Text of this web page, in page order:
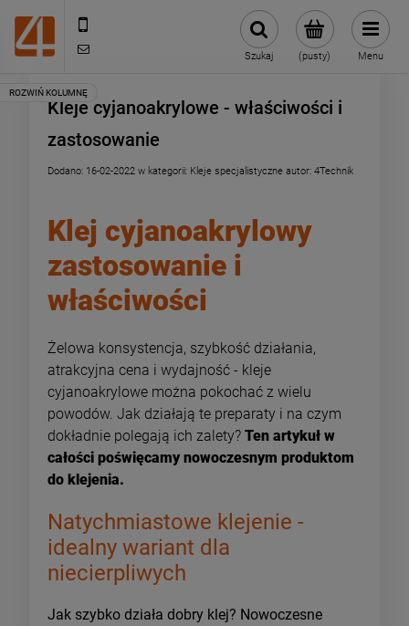
(pusty)
Szukaj Menu
Kleje cyjanoakrylowe - właściwości i
zastosowanie
Dodano: 16-02-2022 w kategorii: Kleje specjalistyczne autor: 4Technik
Klej cyjanoakrylowy
zastosowanie i
właściwości
Żelowa konsystencja, szybkość działania,
atrakcyjna cena i wydajność - kleje
cyjanoakrylowe można pokochać z wielu
powodów. Jak działają te preparaty i na czym
dokładnie polegają ich zalety? Ten artykuł w
całości poświęcamy nowoczesnym produktom
do klejenia.
Natychmiastowe klejenie -
idealny wariant dla
niecierpliwych
Jak szybko działa dobry klej? Nowoczesne